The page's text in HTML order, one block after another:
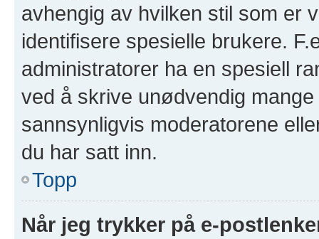
avhengig av hvilken stil som er
identifisere spesielle brukere.
administratorer ha en spesiell
ved å skrive unødvendig
sannsynligvis moderatorene
du har satt inn.
Topp
Når jeg trykker på e-